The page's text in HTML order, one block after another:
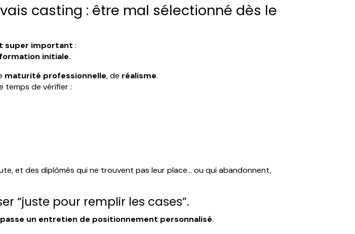
casting : être mal sélectionné dès le
super important :
initiale.
maturité professionnelle, de réalisme.
temps de vérifier :
et des diplômés qui ne trouvent pas leur place… ou qui abandonnent,
“juste pour remplir les cases”.
un entretien de positionnement personnalisé.